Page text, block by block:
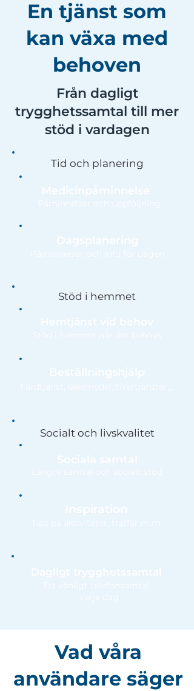
En tjänst som
kan växa med
behoven
Från dagligt
trygghetssamtal till mer
stöd i vardagen
Tid och planering
Stöd i hemmet
Socialt och livskvalitet
Vad våra
användare säger